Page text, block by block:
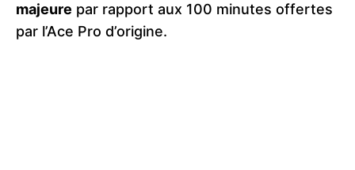
majeure par rapport aux 100 minutes offertes
par l’Ace Pro d’origine​.